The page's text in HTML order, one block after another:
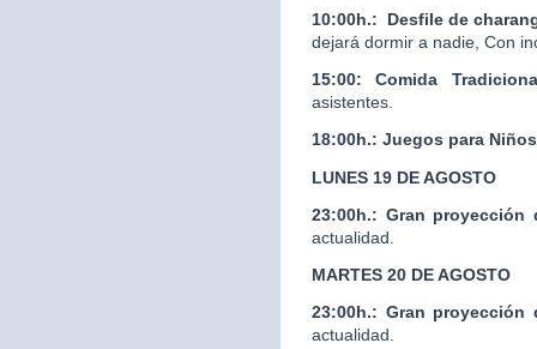
10:00h.:
Desfile de
dejará dormir a nadie, Con
15:00: Comida
asistentes.
18:00h.: Juegos para Niños
LUNES 19 DE AGOSTO
23:00h.: Gran proyección
actualidad.
MARTES 20 DE AGOSTO
23:00h.: Gran proyección
actualidad.